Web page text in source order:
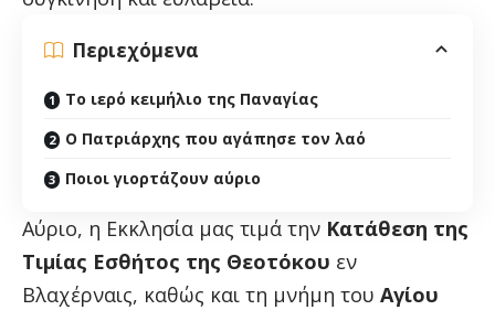
Περιεχόμενα
Το ιερό κειμήλιο της Παναγίας
Ο Πατριάρχης που αγάπησε τον λαό
Ποιοι γιορτάζουν αύριο
Αύριο, η Εκκλησία μας τιμά την Κατάθεση της
Τιμίας Εσθήτος της Θεοτόκου εν
Βλαχέρναις, καθώς και τη μνήμη του Αγίου